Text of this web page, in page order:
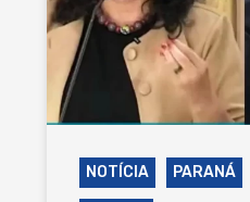
NOTÍCIA PARANÁ